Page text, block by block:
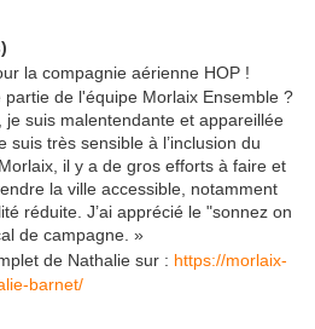
la compagnie aérienne HOP !
partie de l'équipe Morlaix Ensemble ?
suis malentendante et appareillée
suis très sensible à l’inclusion du
il y a de gros efforts à faire et
la ville accessible, notamment
réduite. J’ai apprécié le "sonnez on
de campagne. »
de Nathalie sur : https://morlaix-
barnet/